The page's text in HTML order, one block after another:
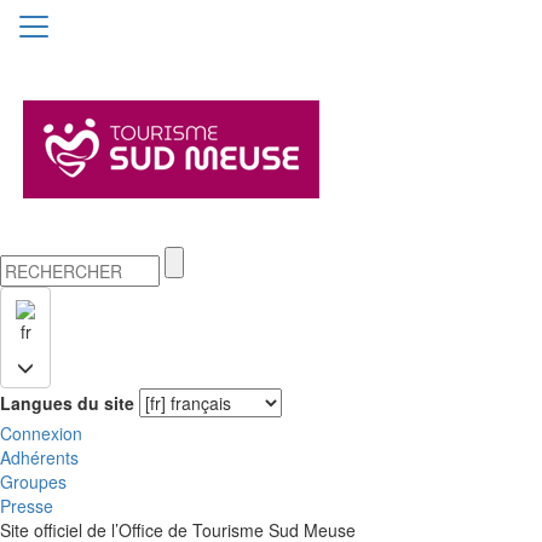
fr
Langues du site
Connexion
Adhérents
Groupes
Presse
Site officiel de l’Office de Tourisme Sud Meuse